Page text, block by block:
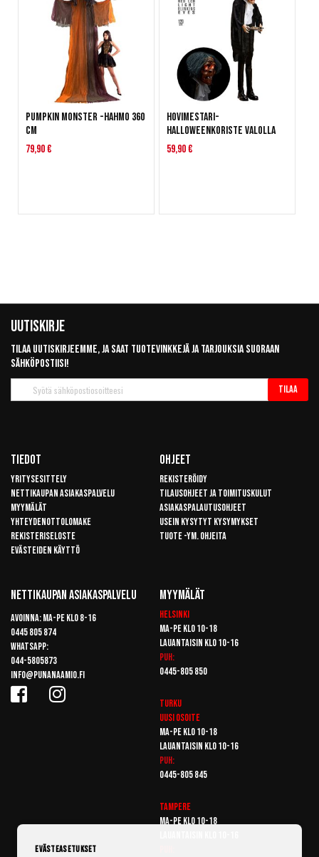
Pumpkin Monster -hahmo 360
cm
79,90 €
Hovimestari-
halloweenkoriste valolla
59,90 €
Uutiskirje
Tilaa uutiskirjeemme, ja saat tuotevinkkejä ja tarjouksia suoraan
sähköpostiisi!
uutiskirje
Tilaa
Tiedot
Yritysesittely
Nettikaupan asiakaspalvelu
Myymälät
Yhteydenottolomake
Rekisteriseloste
Evästeiden käyttö
Ohjeet
Rekisteröidy
Tilausohjeet ja toimituskulut
Asiakaspalautusohjeet
Usein kysytyt kysymykset
Tuote -ym. ohjeita
Nettikaupan Asiakaspalvelu
Avoinna: Ma-pe klo 8-16
0445 805 874
Whatsapp:
044-5805873
info@punanaamio.fi
Myymälät
Helsinki
Ma-pe klo 10-18
Lauantaisin klo 10-16
Puh:
0445-805 850
Turku
Uusi osoite
Ma-pe klo 10-18
Lauantaisin klo 10-16
Puh:
0445-805 845
Tampere
Ma-pe klo 10-18
Evästeasetukset